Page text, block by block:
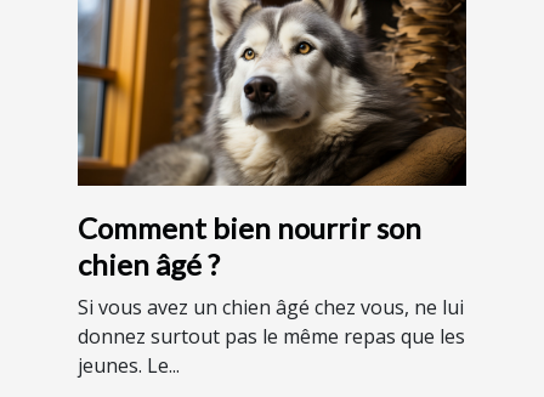
Comment bien nourrir son
chien âgé ?
Si vous avez un chien âgé chez vous, ne lui
donnez surtout pas le même repas que les
jeunes. Le...